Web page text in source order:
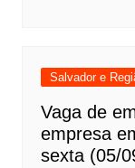
Salvador e
Vaga de
empresa
sexta (05/